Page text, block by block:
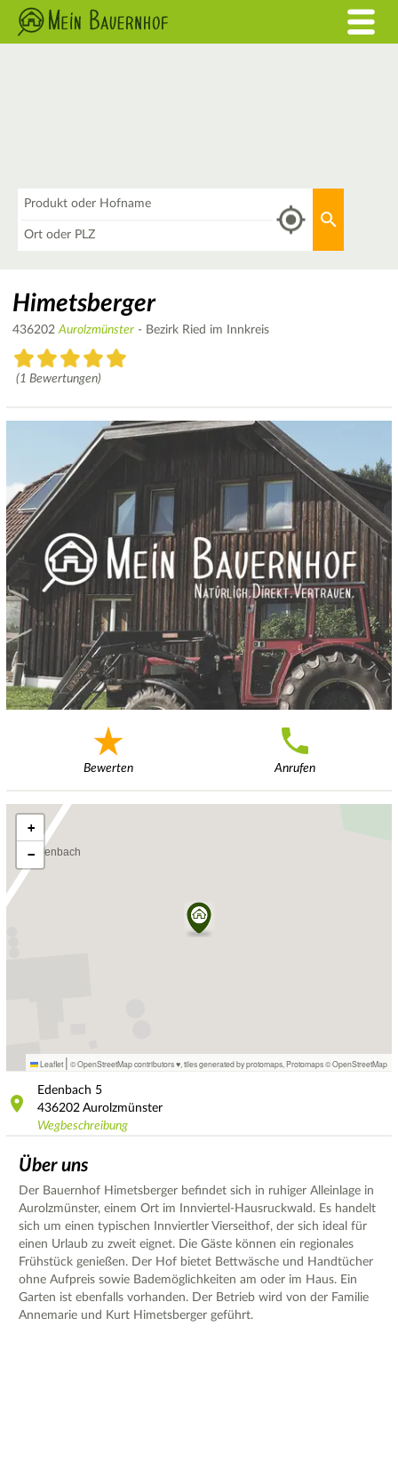
Himetsberger
436202Aurolzmünster - Bezirk Ried im Innkreis
(1 Bewertungen)
Bewerten Anrufen
+
−
Leaflet | © OpenStreetMap contributors ♥, tiles generated by protomaps Protomaps©OpenStreetMap
Edenbach 5
436202 Aurolzmünster
Wegbeschreibung
Über uns
Der Bauernhof Himetsberger befindet sich in ruhiger Alleinlage in
Aurolzmünster, einem Ort im Innviertel-Hausruckwald. Es handelt
sich um einen typischen Innviertler Vierseithof, der sich ideal für
einen Urlaub zu zweit eignet. Die Gäste können ein regionales
Frühstück genießen. Der Hof bietet Bettwäsche und Handtücher
ohne Aufpreis sowie Bademöglichkeiten am oder im Haus. Ein
Garten ist ebenfalls vorhanden. Der Betrieb wird von der Familie
Annemarie und Kurt Himetsberger geführt.